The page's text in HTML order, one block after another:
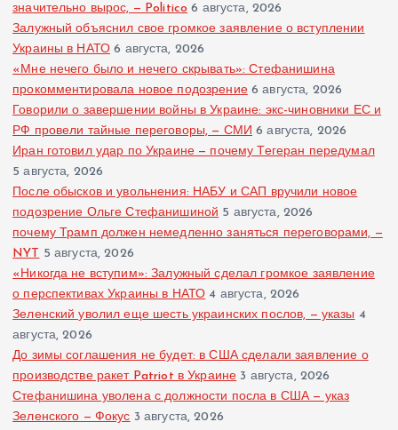
значительно вырос, — Politico 6 августа, 2026
Залужный объяснил свое громкое заявление о вступлении
Украины в НАТО 6 августа, 2026
«Мне нечего было и нечего скрывать»: Стефанишина
прокомментировала новое подозрение 6 августа, 2026
Говорили о завершении войны в Украине: экс-чиновники ЕС и
РФ провели тайные переговоры, — СМИ 6 августа, 2026
Иран готовил удар по Украине — почему Тегеран передумал
5 августа, 2026
После обысков и увольнения: НАБУ и САП вручили новое
подозрение Ольге Стефанишиной 5 августа, 2026
почему Трамп должен немедленно заняться переговорами, —
NYT 5 августа, 2026
«Никогда не вступим»: Залужный сделал громкое заявление
о перспективах Украины в НАТО 4 августа, 2026
Зеленский уволил еще шесть украинских послов, — указы 4
августа, 2026
До зимы соглашения не будет: в США сделали заявление о
производстве ракет Patriot в Украине 3 августа, 2026
Стефанишина уволена с должности посла в США — указ
Зеленского — Фокус 3 августа, 2026